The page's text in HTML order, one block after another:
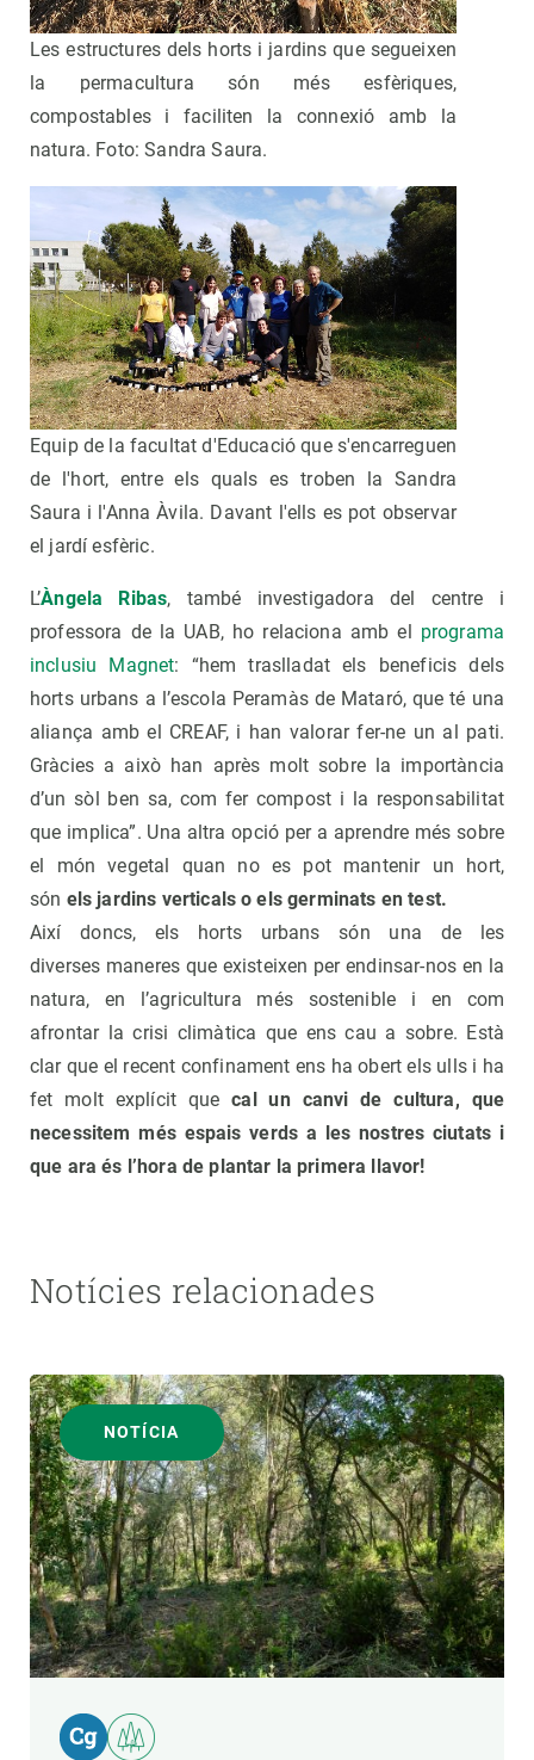
Les estructures dels horts i jardins que segueixen
la permacultura són més esfèriques,
compostables i faciliten la connexió amb la
natura. Foto: Sandra Saura.
Equip de la facultat d'Educació que s'encarreguen
de l'hort, entre els quals es troben la Sandra
Saura i l'Anna Àvila. Davant l'ells es pot observar
el jardí esfèric.
L’Àngela Ribas, també investigadora del centre i
professora de la UAB, ho relaciona amb el programa
inclusiu Magnet: “hem traslladat els beneficis dels
horts urbans a l’escola Peramàs de Mataró, que té una
aliança amb el CREAF, i han valorar fer-ne un al pati.
Gràcies a això han après molt sobre la importància
d’un sòl ben sa, com fer compost i la responsabilitat
que implica”. Una altra opció per a aprendre més sobre
el món vegetal quan no es pot mantenir un hort,
són els jardins verticals o els germinats en test.
Així doncs, els horts urbans són una de les
diverses maneres que existeixen per endinsar-nos en la
natura, en l’agricultura més sostenible i en com
afrontar la crisi climàtica que ens cau a sobre. Està
clar que el recent confinament ens ha obert els ulls i ha
fet molt explícit quecal un canvi de cultura, que
necessitem més espais verds a les nostres ciutats i
que ara és l’hora de plantar la primera llavor!
Notícies relacionades
NOTÍCIA